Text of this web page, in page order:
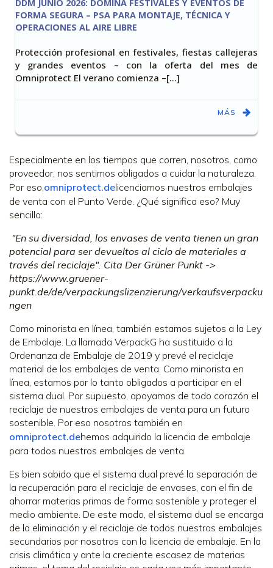
DDM JUNIO 2026: DOMINA FESTIVALES Y EVENTOS DE
FORMA SEGURA – PSA PARA MONTAJE, TÉCNICA Y
OPERACIONES AL AIRE LIBRE
Protección profesional en festivales, fiestas callejeras
y grandes eventos – con la oferta del mes de
Omniprotect El verano comienza –[…]
MÁS
Especialmente en los tiempos que corren, nosotros, como
proveedor, nos sentimos obligados a cuidar la naturaleza.
Por eso, omniprotect.delicenciamos nuestros embalajes
de venta con el Punto Verde. ¿Qué significa eso? Muy
sencillo:
"En su diversidad, los envases de venta tienen un gran
potencial para ser devueltos al ciclo de materiales a
través del reciclaje". Cita Der Grüner Punkt ->
https://www.gruener-
punkt.de/de/verpackungslizenzierung/verkaufsverpacku
ngen
Como minorista en línea, también estamos sujetos a la Ley
de Embalaje. La llamada VerpackG ha sustituido a la
Ordenanza de Embalaje de 2019 y prevé el reciclaje
material de los embalajes de venta. Como minorista en
línea, estamos por lo tanto obligados a participar en el
sistema dual. Por supuesto, apoyamos de todo corazón el
reciclaje de nuestros embalajes de venta para un futuro
sostenible. Por eso nosotros también en
omniprotect.dehemos adquirido la licencia de embalaje
para todos nuestros embalajes de venta.
Es bien sabido que el sistema dual prevé la separación de
la recuperación para el reciclaje de envases, con el fin de
ahorrar materias primas de forma sostenible y proteger el
medio ambiente. De este modo, el sistema dual se encarga
de la eliminación y el reciclaje de todos nuestros embalajes
secundarios por nosotros con la licencia de embalaje. En la
crisis climática y ante la creciente escasez de materias